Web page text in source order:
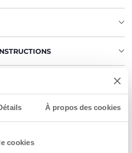
À propos des cookies
cookies